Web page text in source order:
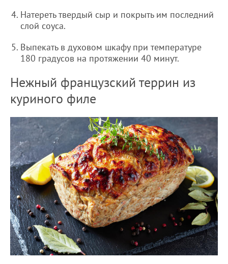
Натереть твердый сыр и покрыть им последний
слой соуса.
Выпекать в духовом шкафу при температуре
180 градусов на протяжении 40 минут.
Нежный французский террин из
куриного филе